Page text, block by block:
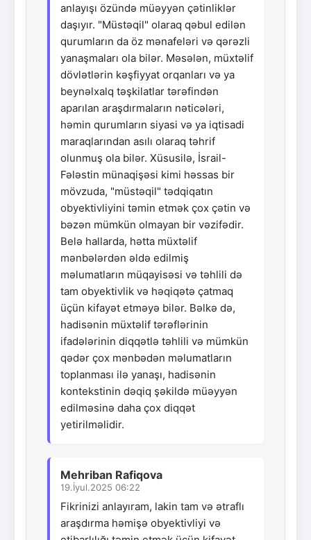
anlayışı özündə müəyyən çətinliklər
daşıyır. "Müstəqil" olaraq qəbul edilən
qurumların da öz mənafeləri və qərəzli
yanaşmaları ola bilər. Məsələn, müxtəlif
dövlətlərin kəşfiyyat orqanları və ya
beynəlxalq təşkilatlar tərəfindən
aparılan araşdırmaların nəticələri,
həmin qurumların siyasi və ya iqtisadi
maraqlarından asılı olaraq təhrif
olunmuş ola bilər. Xüsusilə, İsrail-
Fələstin münaqişəsi kimi həssas bir
mövzuda, "müstəqil" tədqiqatın
obyektivliyini təmin etmək çox çətin və
bəzən mümkün olmayan bir vəzifədir.
Belə hallarda, hətta müxtəlif
mənbələrdən əldə edilmiş
məlumatların müqayisəsi və təhlili də
tam obyektivlik və həqiqətə çatmaq
üçün kifayət etməyə bilər. Bəlkə də,
hadisənin müxtəlif tərəflərinin
ifadələrinin diqqətlə təhlili və mümkün
qədər çox mənbədən məlumatların
toplanması ilə yanaşı, hadisənin
kontekstinin dəqiq şəkildə müəyyən
edilməsinə daha çox diqqət
yetirilməlidir.
Mehriban Rafiqova
19.İyul.2025 06:22
Fikrinizi anlayıram, lakin tam və ətraflı
araşdırma həmişə obyektivliyi və